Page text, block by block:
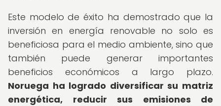
Este modelo de éxito ha demostrado que la
inversión en energía renovable no solo es
beneficiosa para el medio ambiente, sino que
también puede generar importantes
beneficios económicos a largo plazo.
Noruega ha logrado diversificar su matriz
energética, reducir sus emisiones de